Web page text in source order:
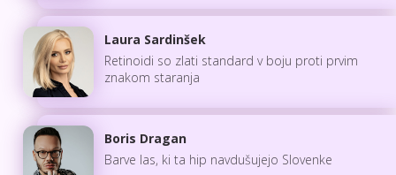
Laura Sardinšek
Retinoidi so zlati standard v boju proti prvim
znakom staranja
Boris Dragan
Barve las, ki ta hip navdušujejo Slovenke